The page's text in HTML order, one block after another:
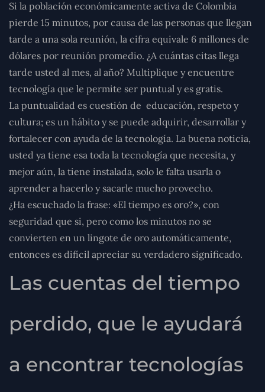
Si la población económicamente activa de Colombia
pierde 15 minutos, por causa de las personas que llegan
tarde a una sola reunión, la cifra equivale 6 millones de
dólares por reunión promedio. ¿A cuántas citas llega
tarde usted al mes, al año? Multiplique y encuentre
tecnología que le permite ser puntual y es gratis.
La puntualidad es cuestión de educación, respeto y
cultura; es un hábito y se puede adquirir, desarrollar y
fortalecer con ayuda de la tecnología. La buena noticia,
usted ya tiene esa toda la tecnología que necesita, y
mejor aún, la tiene instalada, solo le falta usarla o
aprender a hacerlo y sacarle mucho provecho.
¿Ha escuchado la frase: «El tiempo es oro?», con
seguridad que si, pero como los minutos no se
convierten en un lingote de oro automáticamente,
entonces es difícil apreciar su verdadero significado.
Las cuentas del tiempo
perdido, que le ayudará
a encontrar tecnologías